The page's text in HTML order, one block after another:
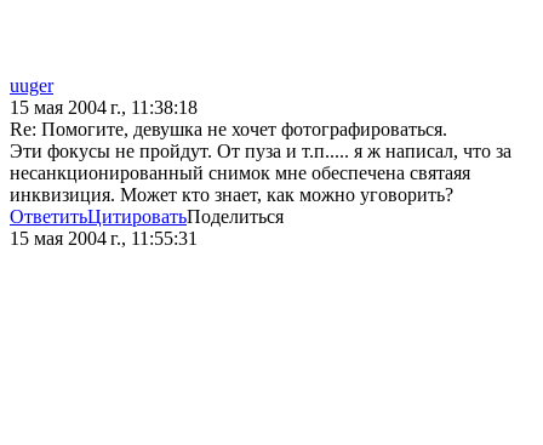
uuger
15 мая 2004 г., 11:38:18
Re: Помогите, девушка не хочет фотографироваться.
Эти фокусы не пройдут. От пуза и т.п..... я ж написал, что за
несанкционированный снимок мне обеспечена святаяя
инквизиция. Может кто знает, как можно уговорить?
ОтветитьЦитироватьПоделиться
15 мая 2004 г., 11:55:31